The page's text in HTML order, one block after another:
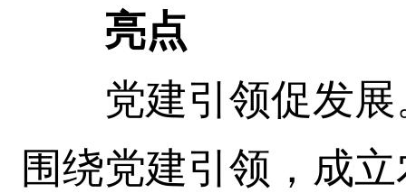
亮点
党建引领促发展
围绕党建引领，成